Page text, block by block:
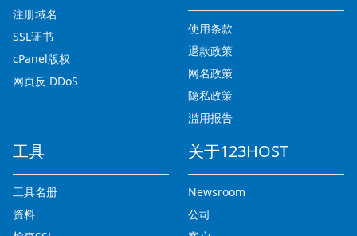
注册域名
SSL证书
cPanel版权
网页反 DDoS
使用条款
退款政策
网名政策
隐私政策
滥用报告
工具
工具名册
资料
关于123HOST
Newsroom
公司